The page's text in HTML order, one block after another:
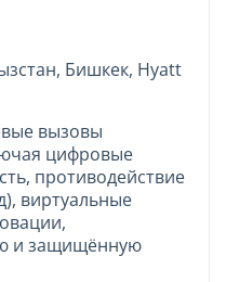
Бишкек, Hyatt
вызовы
цифровые
противодействие
виртуальные
и защищённую